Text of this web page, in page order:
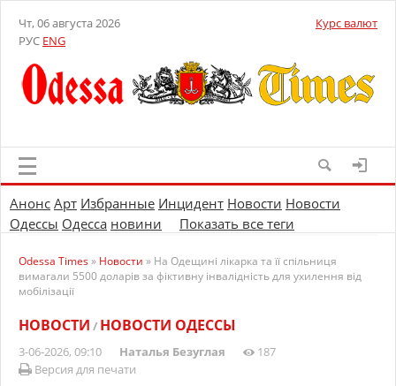
Чт, 06 августа 2026
РУС ENG
Курс валют
Анонс Арт Избранные Инцидент Новости Новости
Одессы Одесса новини Показать все теги
Odessa Times» Новости » На Одещині лікарка та її спільниця
вимагали 5500 доларів за фіктивну інвалідність для ухилення від
мобілізації
НОВОСТИ / НОВОСТИ ОДЕССЫ
3-06-2026, 09:10 Наталья Безуглая
187
Версия для печати